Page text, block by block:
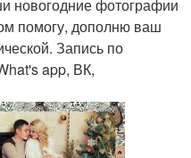
новогодние фотографии
помогу, дополню ваш
Запись по
app, ВК,